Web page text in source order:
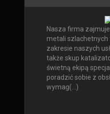
Nasza firma
metali szlachetnych
zakresie naszych
także skup
świetną ekipą
poradzić sobie z
wymag(...)